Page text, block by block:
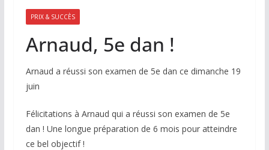
PRIX & SUCCÈS
Arnaud, 5e dan !
Arnaud a réussi son examen de 5e dan ce dimanche 19
juin
Félicitations à Arnaud qui a réussi son examen de 5e
dan ! Une longue préparation de 6 mois pour atteindre
ce bel objectif !